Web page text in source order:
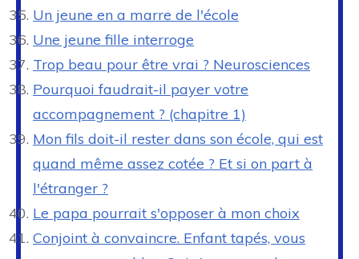
Un jeune en a marre de l'école
Une jeune fille interroge
Trop beau pour être vrai ? Neurosciences
Pourquoi faudrait-il payer votre
accompagnement ? (chapitre 1)
Mon fils doit-il rester dans son école, qui est
quand même assez cotée ? Et si on part à
l'étranger ?
Le papa pourrait s'opposer à mon choix
Conjoint à convaincre. Enfant tapés, vous